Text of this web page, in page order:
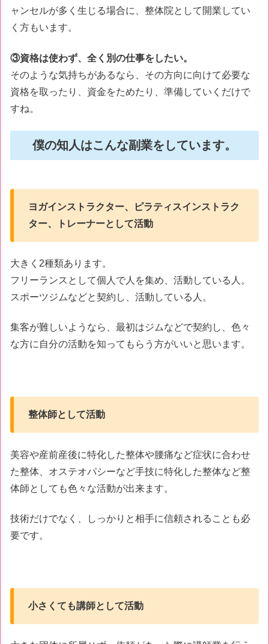
ャンセルが多く生じる場合に、整体院として開業してい
く方もいます。
③資格は使わず、全く別の仕事をしたい。
そのような気持ちがあるなら、その方向に向けて必要な
資格を取ったり、資金をためたり、準備していくだけで
すね。
僕の知人はこんな副業をしています。
ヨガインストラクター、ピラティスインストラク
ター、トレーナーとして活動
大きく2種類あります。
フリーランスとして個人で人を集め、活動している人。
スポーツジムなどと契約し、活動している人。
集客が難しいようなら、最初はジムなどで契約し、色々
な方に自分の活動を知ってもらう方がいいと思います。
整体師として活動
美容や産前産後に特化した整体や腰痛など症状に合わせ
た整体、オステオパシーなど手技に特化した整体など整
体師としても色々な活動が出来ます。
技術だけでなく、しっかりと相手に信頼されることも必
要です。
小さくても講師として活動